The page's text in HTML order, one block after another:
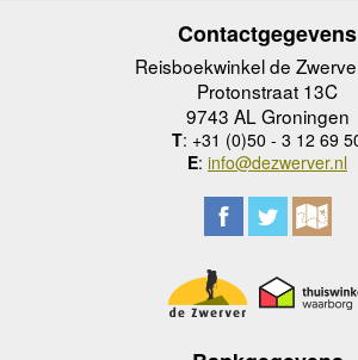
Contactgegevens
Reisboekwinkel de
Protonstraat 13C
9743 AL Groningen
T: +31 (0)50 - 3 12 69
E: info@dezwerver.nl